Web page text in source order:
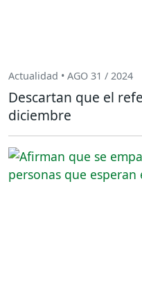
Actualidad • AGO 31 / 2024
Descartan que el
diciembre